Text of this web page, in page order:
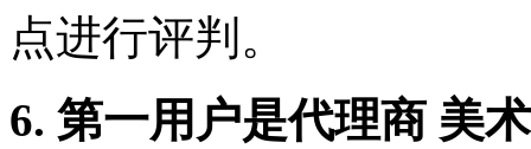
点进行评判。
6. 第一用户是代理商 美